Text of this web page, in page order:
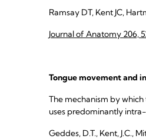
Ramsay DT, Kent JC,
Journal of Anatomy 206,
Tongue movement and
The mechanism by
uses predominantly
Geddes, D.T., Kent, J.C.,